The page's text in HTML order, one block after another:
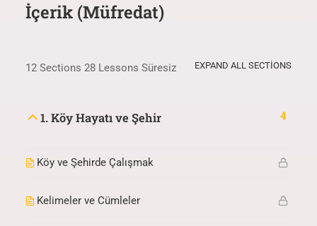
İçerik (Müfredat)
12 Sections 28 Lessons Süresiz EXPAND ALL SECTIONS
1. Köy Hayatı ve Şehir 4
Köy ve Şehirde Çalışmak
Kelimeler ve Cümleler